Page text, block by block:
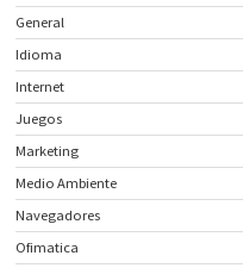
General
Idioma
Internet
Juegos
Marketing
Medio Ambiente
Navegadores
Ofimatica